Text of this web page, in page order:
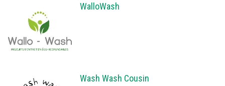
WalloWash
Wash Wash Cousin